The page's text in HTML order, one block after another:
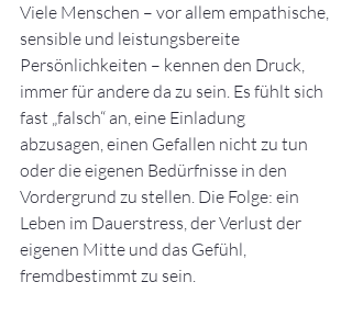
Viele Menschen – vor allem empathische,
sensible und leistungsbereite
Persönlichkeiten – kennen den Druck,
immer für andere da zu sein. Es fühlt sich
fast „falsch“ an, eine Einladung
abzusagen, einen Gefallen nicht zu tun
oder die eigenen Bedürfnisse in den
Vordergrund zu stellen. Die Folge: ein
Leben im Dauerstress, der Verlust der
eigenen Mitte und das Gefühl,
fremdbestimmt zu sein.